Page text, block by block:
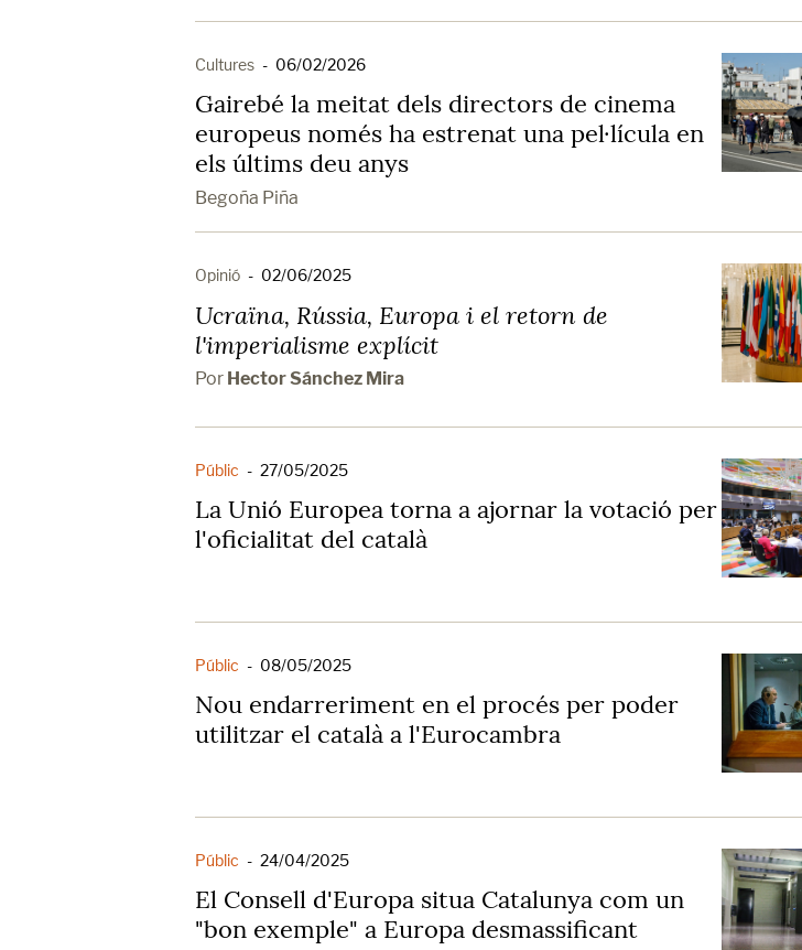
Cultures - 06/02/2026
Gairebé la meitat dels directors de cinema
europeus només ha estrenat una pel·lícula en
els últims deu anys
Begoña Piña
Opinió - 02/06/2025
Ucraïna, Rússia, Europa i el retorn de
l'imperialisme explícit
Por Hector Sánchez Mira
Públic - 27/05/2025
La Unió Europea torna a ajornar la votació per
l'oficialitat del català
Públic - 08/05/2025
Nou endarreriment en el procés per poder
utilitzar el català a l'Eurocambra
Públic - 24/04/2025
El Consell d'Europa situa Catalunya com un
"bon exemple" a Europa desmassificant